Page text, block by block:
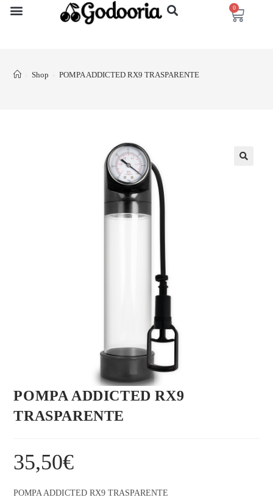
0
> Shop > POMPA ADDICTED RX9 TRASPARENTE
POMPA ADDICTED RX9
TRASPARENTE
35,50€
POMPA ADDICTED RX9 TRASPARENTE